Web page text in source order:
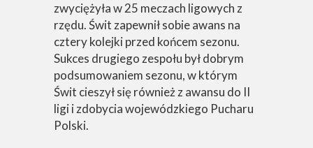
zwyciężyła w 25 meczach ligowych z
rzędu. Świt zapewnił sobie awans na
cztery kolejki przed końcem sezonu.
Sukces drugiego zespołu był dobrym
podsumowaniem sezonu, w którym
Świt cieszył się również z awansu do II
ligi i zdobycia wojewódzkiego Pucharu
Polski.